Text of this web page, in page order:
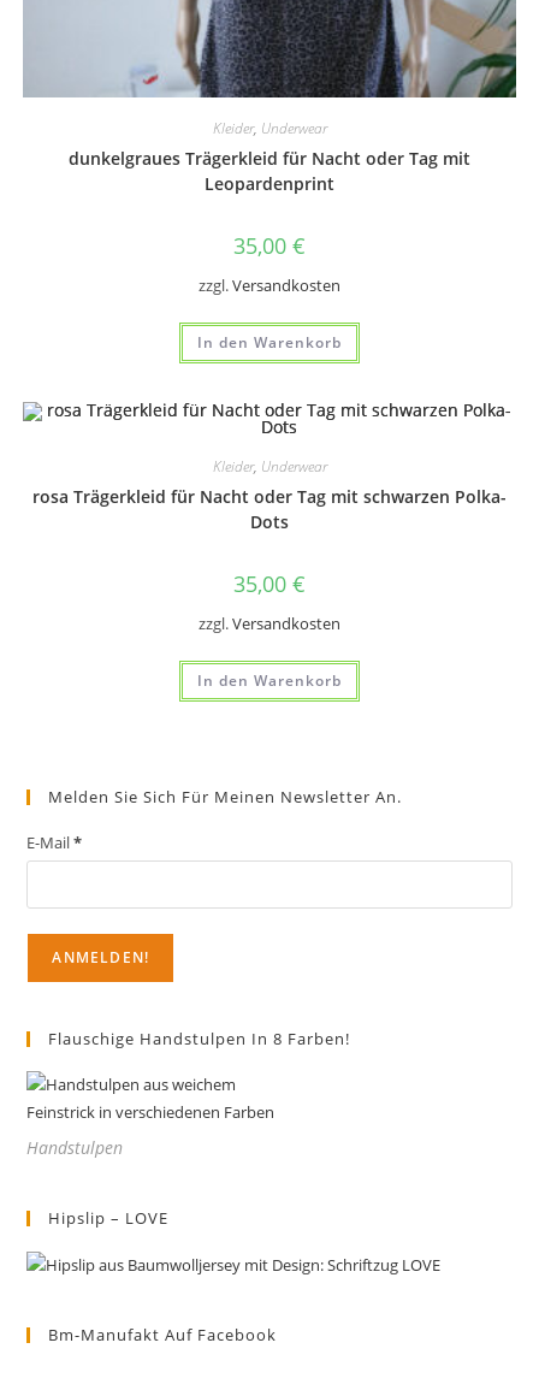
Kleider, Underwear
dunkelgraues Trägerkleid für Nacht oder Tag mit
Leopardenprint
35,00 €
zzgl.Versandkosten
In den Warenkorb
Kleider, Underwear
rosa Trägerkleid für Nacht oder Tag mit schwarzen Polka-
Dots
35,00 €
zzgl.Versandkosten
In den Warenkorb
Melden Sie Sich Für Meinen Newsletter An.
E-Mail*
Flauschige Handstulpen In 8 Farben!
Handstulpen
Hipslip – LOVE
Bm-Manufakt Auf Facebook